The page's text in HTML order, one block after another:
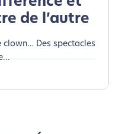
de l’autre
clown… Des spectacles